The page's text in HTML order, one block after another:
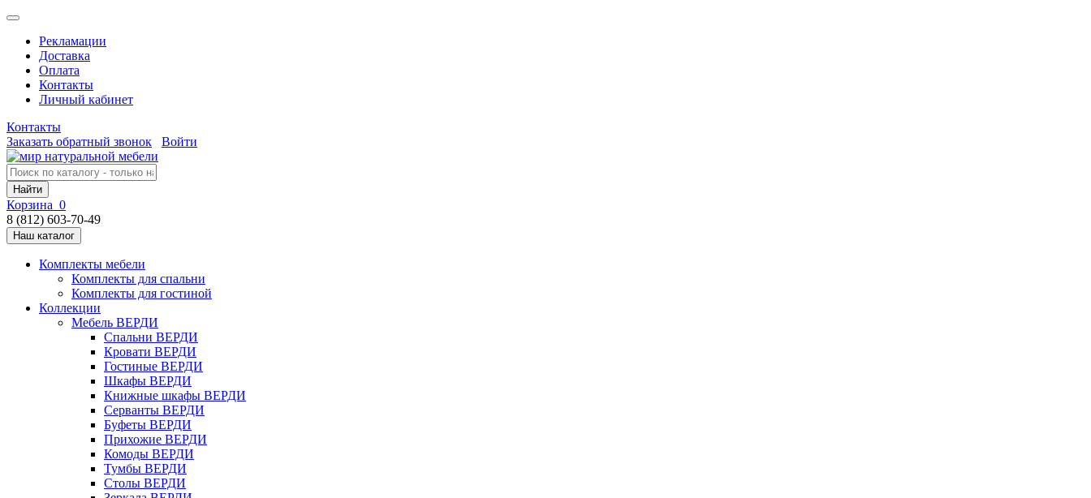
Рекламации
Доставка
Оплата
Контакты
Личный кабинет
Контакты
Заказать обратный звонок
Войти
Найти
Корзина 0
8 (812) 603-70-49
Наш каталог
Комплекты мебели
Комплекты для спальни
Комплекты для гостиной
Коллекции
Мебель ВЕРДИ
Спальни ВЕРДИ
Кровати ВЕРДИ
Гостиные ВЕРДИ
Шкафы ВЕРДИ
Книжные шкафы ВЕРДИ
Серванты ВЕРДИ
Буфеты ВЕРДИ
Прихожие ВЕРДИ
Комоды ВЕРДИ
Тумбы ВЕРДИ
Столы ВЕРДИ